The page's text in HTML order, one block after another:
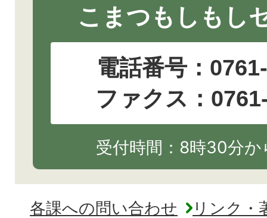
こまつもしもし
電話番号：
ファクス：
受付時間：8時30分
各課への問い合わせ
リンク・